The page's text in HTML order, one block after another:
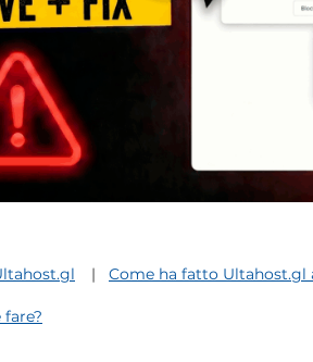
Come ha fatto Ultahost.gl
fare?